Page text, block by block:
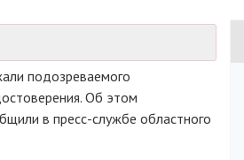
подозреваемого
Об этом
в пресс-службе областного